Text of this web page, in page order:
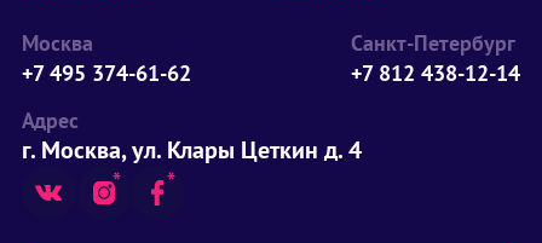
Москва
+7 495 374-61-62
Санкт-Петербург
+7 812 438-12-14
Адрес
г. Москва, ул. Клары Цеткин д. 4